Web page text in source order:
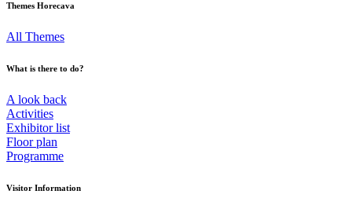
Themes Horecava
All Themes
What is there to do?
A look back
Activities
Exhibitor list
Floor plan
Programme
Visitor Information